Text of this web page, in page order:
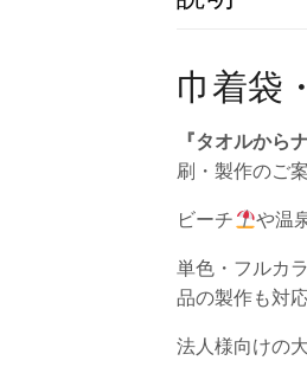
巾着袋
『タオルから
刷・製作のご
ビーチ や温
単色・フルカ
品の製作も対
法人様向けの